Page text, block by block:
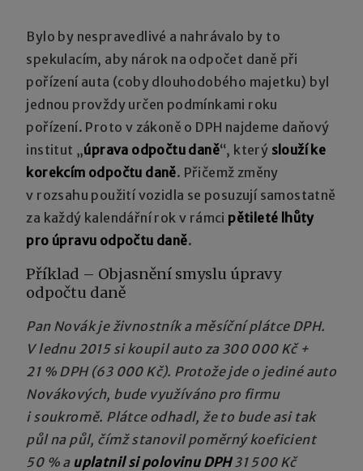
Bylo by nespravedlivé a nahrávalo by to
spekulacím, aby nárok na odpočet daně při
pořízení auta (coby dlouhodobého majetku) byl
jednou provždy určen podmínkami roku
pořízení. Proto v zákoně o DPH najdeme daňový
institut „úprava odpočtu daně“, který slouží ke
korekcím odpočtu daně. Přičemž změny
v rozsahu použití vozidla se posuzují samostatně
za každý kalendářní rok v rámci pětileté lhůty
pro úpravu odpočtu daně.
Příklad – Objasnění smyslu úpravy
odpočtu daně
Pan Novák je živnostník a měsíční plátce DPH.
V lednu 2015 si koupil auto za 300 000 Kč +
21 % DPH (63 000 Kč). Protože jde o jediné auto
Novákových, bude využíváno pro firmu
i soukromě. Plátce odhadl, že to bude asi tak
půl na půl, čímž stanovil poměrný koeficient
50 % a uplatnil si polovinu DPH 31 500 Kč